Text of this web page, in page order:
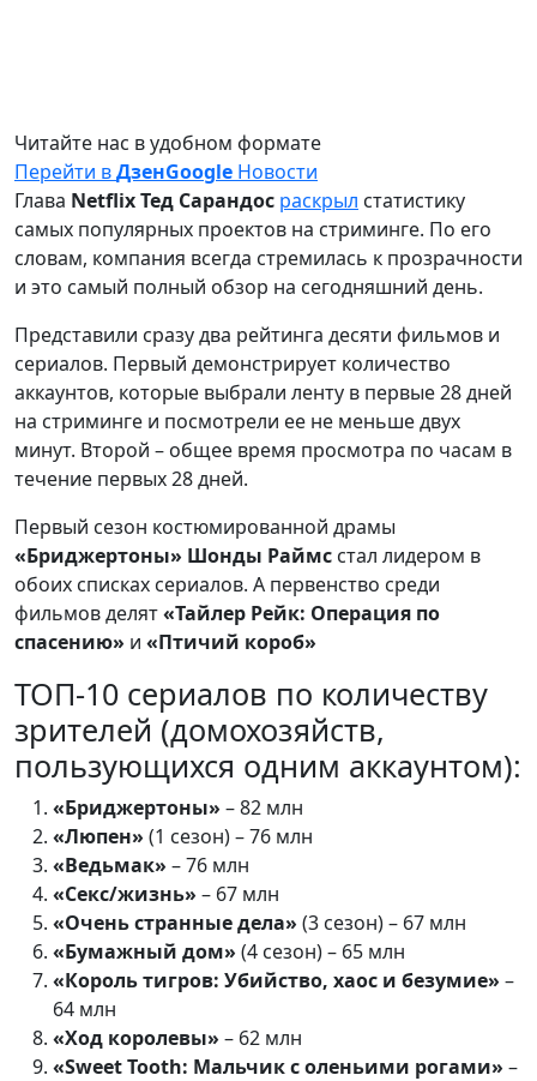
Читайте нас в удобном формате
Перейти вДзенGoogle Новости
Глава Netflix Тед Сарандос раскрыл статистику
самых популярных проектов на стриминге. По его
словам, компания всегда стремилась к прозрачности
и это самый полный обзор на сегодняшний день.
Представили сразу два рейтинга десяти фильмов и
сериалов. Первый демонстрирует количество
аккаунтов, которые выбрали ленту в первые 28 дней
на стриминге и посмотрели ее не меньше двух
минут. Второй – общее время просмотра по часам в
течение первых 28 дней.
Первый сезон костюмированной драмы
«Бриджертоны» Шонды Раймс стал лидером в
обоих списках сериалов. А первенство среди
фильмов делят«Тайлер Рейк: Операция по
спасению» и «Птичий короб»
ТОП-10 сериалов по количеству
зрителей (домохозяйств,
пользующихся одним аккаунтом):
«Бриджертоны» – 82 млн
«Люпен» (1 сезон) – 76 млн
«Ведьмак» – 76 млн
«Секс/жизнь» – 67 млн
«Очень странные дела» (3 сезон) – 67 млн
«Бумажный дом» (4 сезон) – 65 млн
«Король тигров: Убийство, хаос и безумие» –
64 млн
«Ход королевы» – 62 млн
«Sweet Tooth: Мальчик с оленьими рогами» –